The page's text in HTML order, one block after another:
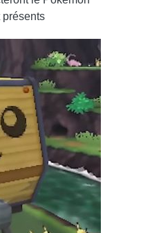
présents